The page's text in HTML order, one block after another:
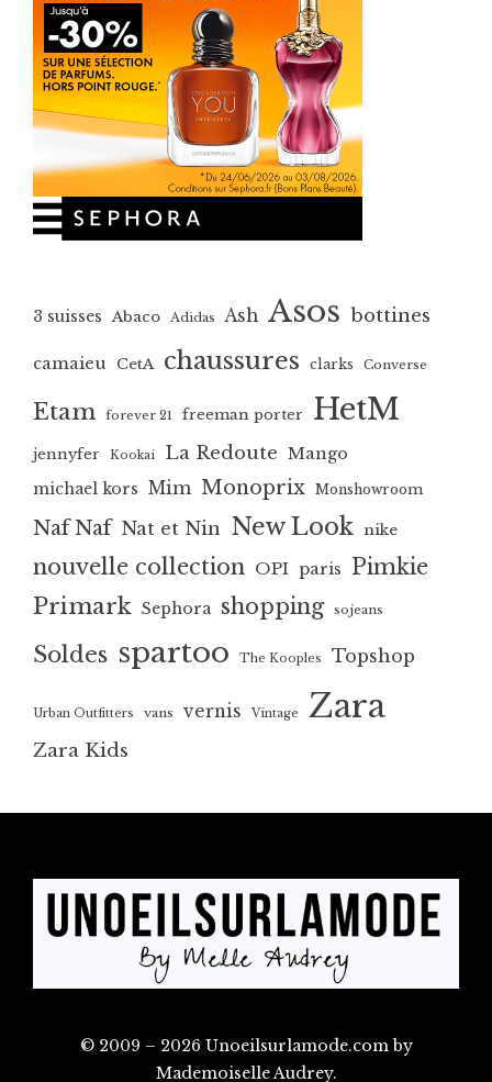
3 suisses Abaco Adidas Ash Asos bottines
camaieu CetA chaussures clarks Converse
Etam forever 21 freeman porter HetM
jennyfer Kookai La Redoute Mango
michael kors Mim Monoprix Monshowroom
Naf Naf Nat et Nin New Look nike
nouvelle collection OPI paris Pimkie
Primark Sephora shopping sojeans
Soldes spartoo The Kooples Topshop
Urban Outfitters vans vernis Vintage Zara
Zara Kids
© 2009 – 2026 Unoeilsurlamode.com by
Mademoiselle Audrey.